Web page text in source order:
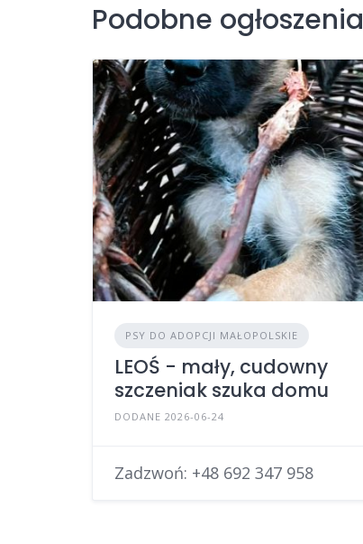
Podobne ogłoszenia
PSY DO ADOPCJI MAŁOPOLSKIE
LEOŚ - mały, cudowny
szczeniak szuka domu
DODANE 2026-06-24
Zadzwoń: +48 692 347 958